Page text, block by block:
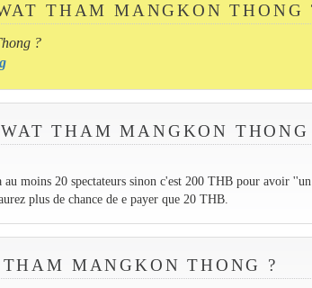
THAM MANGKON THONG
?
THAM MANGKON THONG
moins 20 spectateurs sinon c'est 200 THB pour avoir ''un
plus de chance de e payer que 20 THB.
MANGKON THONG ?